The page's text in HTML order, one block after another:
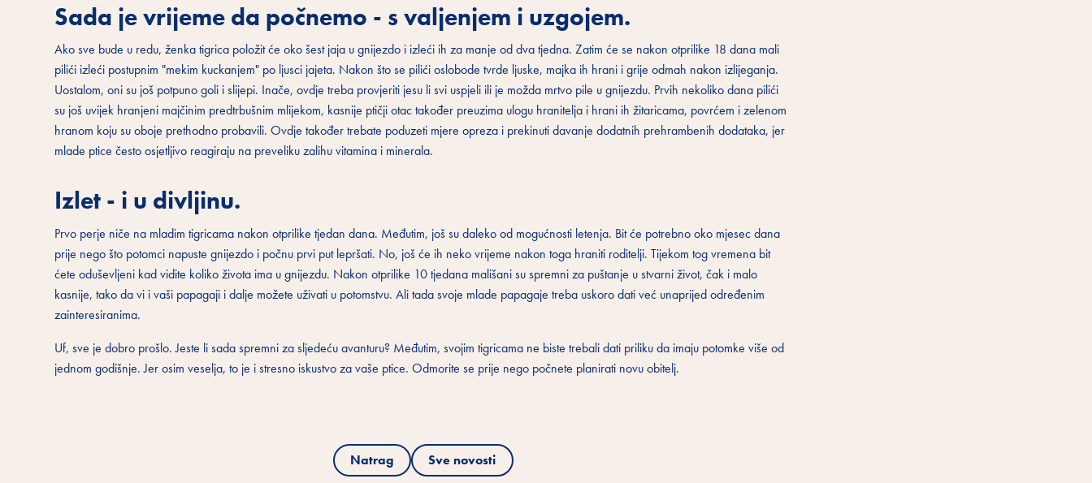
Sada je vrijeme da počnemo - s valjenjem i uzgojem.
Ako sve bude u redu, ženka tigrica položit će oko šest jaja u gnijezdo i izleći ih za manje od dva tjedna. Zatim će se nakon otprilike 18 dana mali
pilići izleći postupnim "mekim kuckanjem" po ljusci jajeta. Nakon što se pilići oslobode tvrde ljuske, majka ih hrani i grije odmah nakon izlijeganja.
Uostalom, oni su još potpuno goli i slijepi. Inače, ovdje treba provjeriti jesu li svi uspjeli ili je možda mrtvo pile u gnijezdu. Prvih nekoliko dana pilići
su još uvijek hranjeni majčinim predtrbušnim mlijekom, kasnije ptičji otac također preuzima ulogu hranitelja i hrani ih žitaricama, povrćem i zelenom
hranom koju su oboje prethodno probavili. Ovdje također trebate poduzeti mjere opreza i prekinuti davanje dodatnih prehrambenih dodataka, jer
mlade ptice često osjetljivo reagiraju na preveliku zalihu vitamina i minerala.
Izlet - i u divljinu.
Prvo perje niče na mladim tigricama nakon otprilike tjedan dana. Međutim, još su daleko od mogućnosti letenja. Bit će potrebno oko mjesec dana
prije nego što potomci napuste gnijezdo i počnu prvi put lepršati. No, još će ih neko vrijeme nakon toga hraniti roditelji. Tijekom tog vremena bit
ćete oduševljeni kad vidite koliko života ima u gnijezdu. Nakon otprilike 10 tjedana mališani su spremni za puštanje u stvarni život, čak i malo
kasnije, tako da vi i vaši papagaji i dalje možete uživati ​​u potomstvu. Ali tada svoje mlade papagaje treba uskoro dati već unaprijed određenim
zainteresiranima.
Uf, sve je dobro prošlo. Jeste li sada spremni za sljedeću avanturu? Međutim, svojim tigricama ne biste trebali dati priliku da imaju potomke više od
jednom godišnje. Jer osim veselja, to je i stresno iskustvo za vaše ptice. Odmorite se prije nego počnete planirati novu obitelj.
Natrag Sve novosti